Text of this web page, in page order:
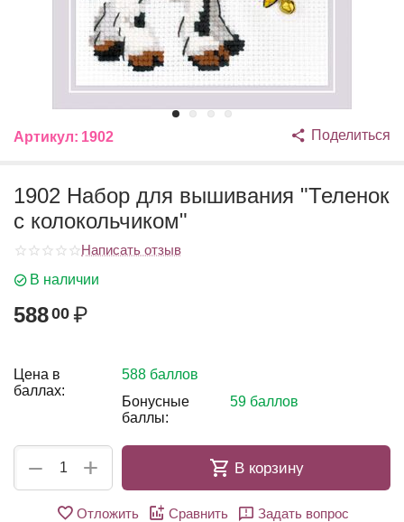
Артикул: 1902 Поделиться
1902 Набор для вышивания "Теленок
с колокольчиком"
Написать отзыв
В наличии
58800 ₽
Цена в
баллах:
588 баллов
Бонусные
баллы:
59 баллов
+
− В корзину
Отложить Сравнить Задать вопрос